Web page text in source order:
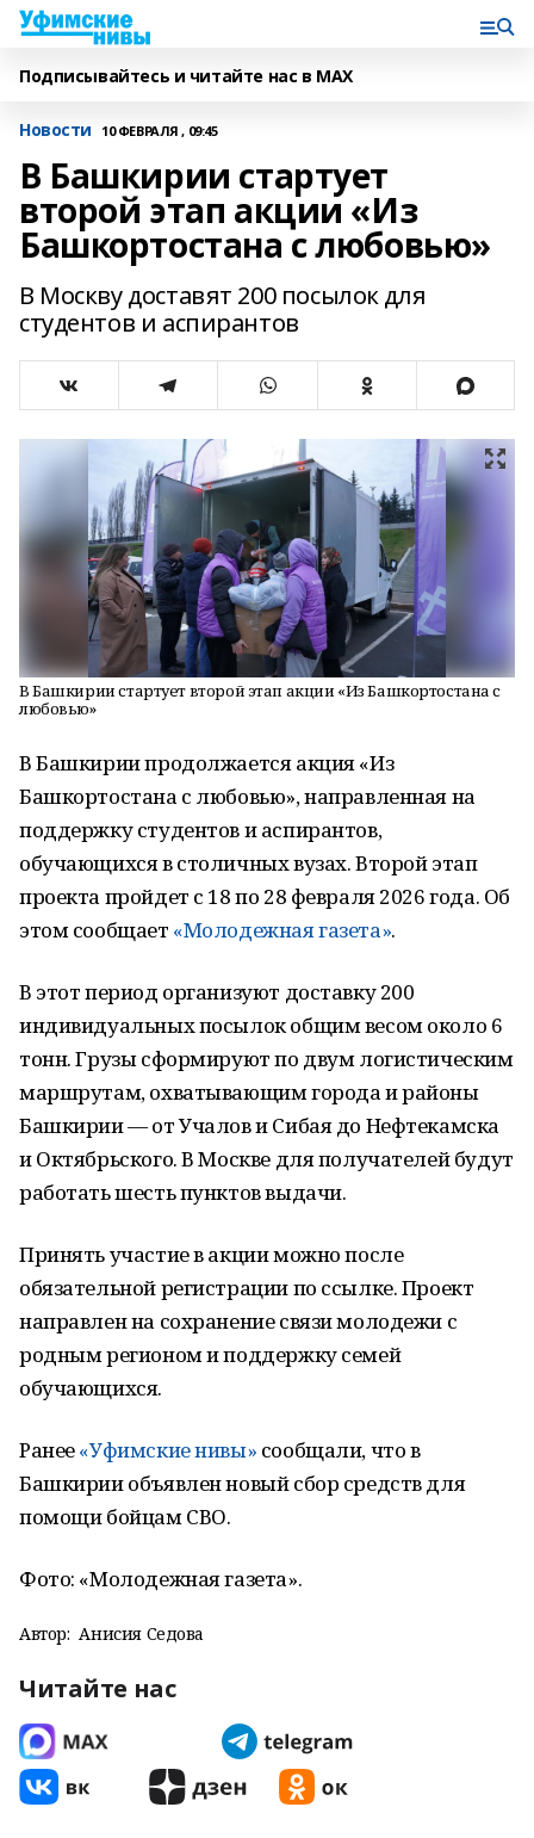
Подписывайтесь и читайте нас в MAX
Новости 10 ФЕВРАЛЯ , 09:45
В Башкирии стартует
второй этап акции «Из
Башкортостана с любовью»
В Москву доставят 200 посылок для
студентов и аспирантов
В Башкирии стартует второй этап акции «Из Башкортостана с
любовью»
В Башкирии продолжается акция «Из
Башкортостана с любовью», направленная на
поддержку студентов и аспирантов,
обучающихся в столичных вузах. Второй этап
проекта пройдет с 18 по 28 февраля 2026 года. Об
этом сообщает «Молодежная газета».
В этот период организуют доставку 200
индивидуальных посылок общим весом около 6
тонн. Грузы сформируют по двум логистическим
маршрутам, охватывающим города и районы
Башкирии — от Учалов и Сибая до Нефтекамска
и Октябрьского. В Москве для получателей будут
работать шесть пунктов выдачи.
Принять участие в акции можно после
обязательной регистрации по ссылке. Проект
направлен на сохранение связи молодежи с
родным регионом и поддержку семей
обучающихся.
Ранее«Уфимские нивы» сообщали, что в
Башкирии объявлен новый сбор средств для
помощи бойцам СВО.
Фото: «Молодежная газета».
Автор: Анисия Седова
Читайте нас